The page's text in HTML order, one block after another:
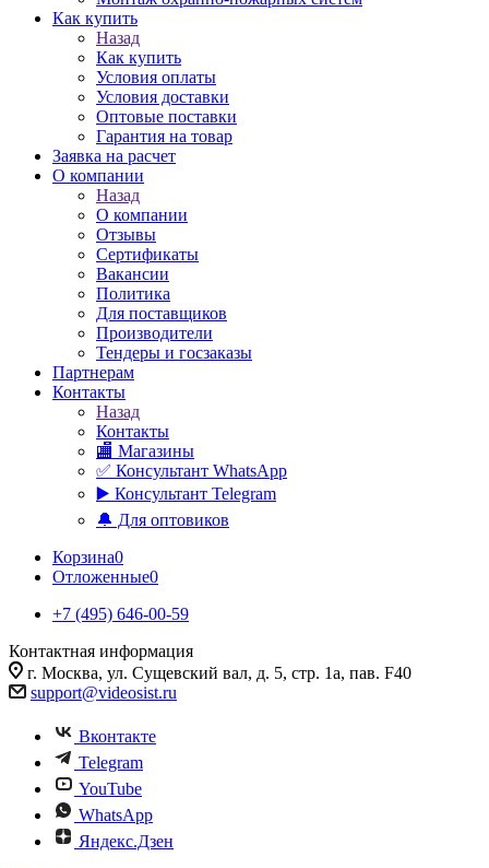
Как купить
Назад
Как купить
Условия оплаты
Условия доставки
Оптовые поставки
Гарантия на товар
Заявка на расчет
О компании
Назад
О компании
Отзывы
Сертификаты
Вакансии
Политика
Для поставщиков
Производители
Тендеры и госзаказы
Партнерам
Контакты
Назад
Контакты
🏬 Магазины
✅️ Консультант WhatsApp
▶️ Консультант Telegram
🔔 Для оптовиков
Корзина0
Отложенные0
+7 (495) 646-00-59
Контактная информация
г. Москва, ул. Сущевский вал, д. 5, стр. 1а, пав. F40
support@videosist.ru
Вконтакте
Telegram
YouTube
WhatsApp
Яндекс.Дзен